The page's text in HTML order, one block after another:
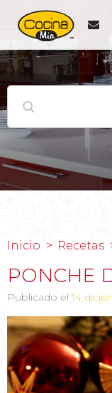
Inicio Recetas
PONCHE
Publicado el14